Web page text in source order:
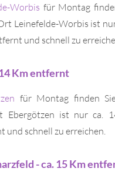
Worbis für Montag
Leinefelde-Worbis ist
und schnell zu
Km entfernt
für Montag finden
Ebergötzen ist nur ca.
schnell zu erreichen.
- ca. 15 Km